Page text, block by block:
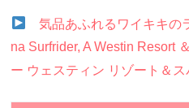
気品あふれるワイキキの
na Surfrider, A Westin Resort
ー ウェスティン リゾート＆